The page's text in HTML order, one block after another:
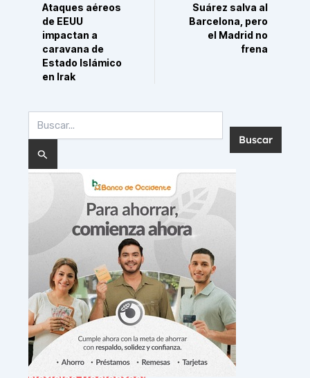
Ataques aéreos
de EEUU
impactan a
caravana de
Estado Islámico
en Irak
Suárez salva al
Barcelona, pero
el Madrid no
frena
por:
Noticias Recientes: